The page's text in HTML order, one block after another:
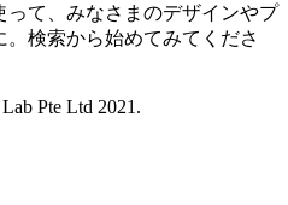
って、みなさまのデザインやプ
検索から始めてみてくださ
Pte Ltd 2021.